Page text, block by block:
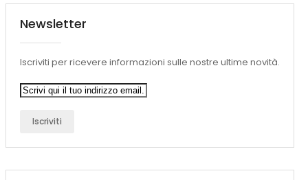
Newsletter
Iscriviti per ricevere informazioni sulle nostre ultime novità.
Iscriviti